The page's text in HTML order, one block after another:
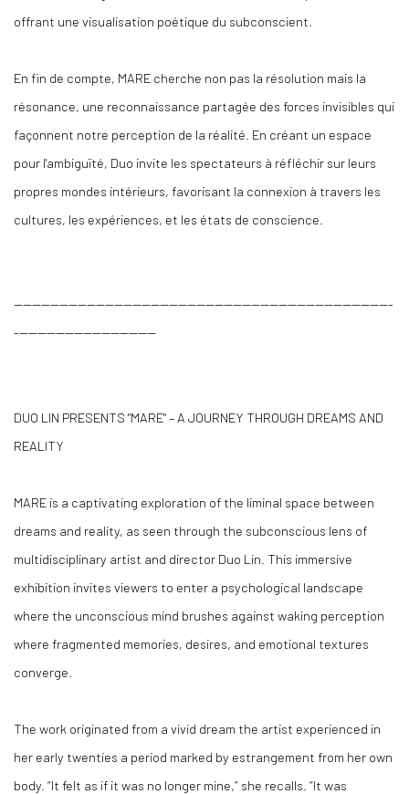
offrant une visualisation poétique du subconscient.
En fin de compte, MARE cherche non pas la résolution mais la
résonance, une reconnaissance partagée des forces invisibles qui
façonnent notre perception de la réalité. En créant un espace
pour l'ambiguïté, Duo invite les spectateurs à réfléchir sur leurs
propres mondes intérieurs, favorisant la connexion à travers les
cultures, les expériences, et les états de conscience.
-----------------------------------------------------------------------------------
-------------------------------
DUO LIN PRESENTS "MARE" – A JOURNEY THROUGH DREAMS AND
REALITY
MARE is a captivating exploration of the liminal space between
dreams and reality, as seen through the subconscious lens of
multidisciplinary artist and director Duo Lin. This immersive
exhibition invites viewers to enter a psychological landscape
where the unconscious mind brushes against waking perception
where fragmented memories, desires, and emotional textures
converge.
The work originated from a vivid dream the artist experienced in
her early twenties a period marked by estrangement from her own
body. “It felt as if it was no longer mine,” she recalls. “It was